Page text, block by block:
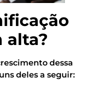
alta?
dessa
deles a seguir: